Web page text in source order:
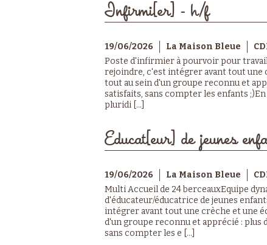
Infirmi[er] - h/f
19/06/2026 La Maison Bleue
Poste d'infirmier à pourvoir pour
rejoindre, c'est intégrer avant tout une
tout au sein d'un groupe reconnu et
satisfaits, sans compter les enfants
pluridi [...]
Educat[eur] de jeunes
19/06/2026 La Maison Bleue
Multi Accueil de 24 berceauxEquipe
d'éducateur/éducatrice de jeunes
intégrer avant tout une crèche et une
d'un groupe reconnu et apprécié : plus
sans compter les e [...]